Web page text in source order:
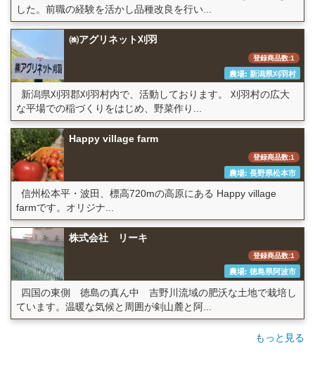
した。前職の経験を活かし品種改良を行い...
㈱アグリネット刈羽
登録商品数:1
農場: 新潟県刈羽村
新潟県刈羽郡刈羽村内で、活動しております。 刈羽村の広大
な平場での稲づくりをはじめ、野菜作り...
Happy village farm
登録商品数:1
農場: 長野県松本市
信州松本平・波田、標高720mの高原にある Happy village
farmです。オリジナ...
株式会社 リーキ
登録商品数:1
農場: 徳島県阿波市
四国の東側 徳島の真ん中 吉野川流域の肥沃な土地で栽培し
ています。温暖な気候と周囲が剣山麓と阿...
もっと見る